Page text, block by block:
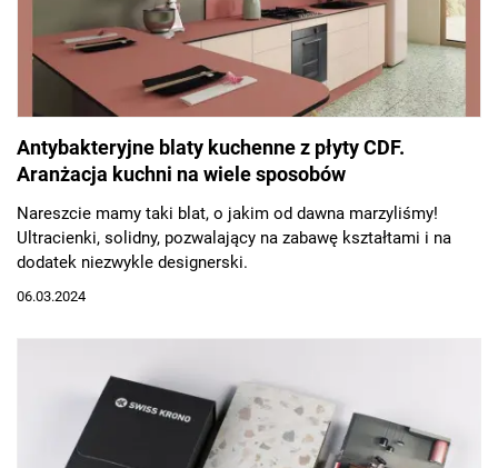
Antybakteryjne blaty kuchenne z płyty CDF.
Aranżacja kuchni na wiele sposobów
Nareszcie mamy taki blat, o jakim od dawna marzyliśmy!
Ultracienki, solidny, pozwalający na zabawę kształtami i na
dodatek niezwykle designerski.
06.03.2024